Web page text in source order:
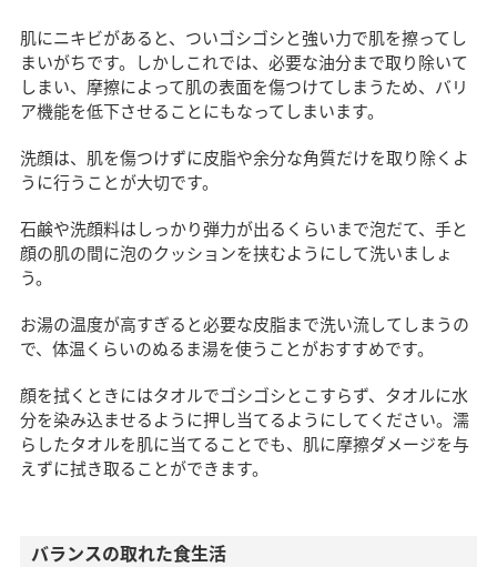
肌にニキビがあると、ついゴシゴシと強い力で肌を擦ってし
まいがちです。しかしこれでは、必要な油分まで取り除いて
しまい、摩擦によって肌の表面を傷つけてしまうため、バリ
ア機能を低下させることにもなってしまいます。
洗顔は、肌を傷つけずに皮脂や余分な角質だけを取り除くよ
うに行うことが大切です。
石鹸や洗顔料はしっかり弾力が出るくらいまで泡だて、手と
顔の肌の間に泡のクッションを挟むようにして洗いましょ
う。
お湯の温度が高すぎると必要な皮脂まで洗い流してしまうの
で、体温くらいのぬるま湯を使うことがおすすめです。
顔を拭くときにはタオルでゴシゴシとこすらず、タオルに水
分を染み込ませるように押し当てるようにしてください。濡
らしたタオルを肌に当てることでも、肌に摩擦ダメージを与
えずに拭き取ることができます。
バランスの取れた食生活